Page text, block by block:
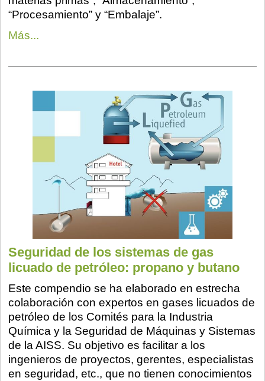
“Procesamiento” y “Embalaje”.
Más...
Seguridad de los sistemas de gas
licuado de petróleo: propano y butano
Este compendio se ha elaborado en estrecha
colaboración con expertos en gases licuados de
petróleo de los Comités para la Industria
Química y la Seguridad de Máquinas y Sistemas
de la AISS. Su objetivo es facilitar a los
ingenieros de proyectos, gerentes, especialistas
en seguridad, etc., que no tienen conocimientos